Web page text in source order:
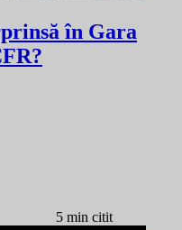
în Gara
5 min citit